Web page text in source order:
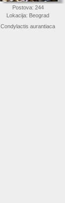
Postova: 244
Lokacija: Beograd
Condylactis aurantiaca